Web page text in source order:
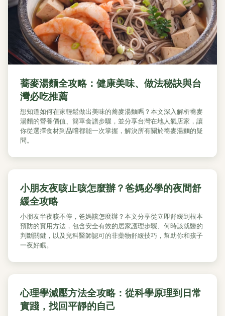
蕎麥湯麵全攻略：健康美味、做法秘訣與台
灣必吃推薦
想知道如何在家輕鬆做出美味的蕎麥湯麵嗎？本文深入解析蕎麥
湯麵的營養價值、簡單食譜步驟，並分享台灣在地人氣店家，讓
你從選擇食材到品嚐都能一次掌握，解決所有關於蕎麥湯麵的疑
問。
小朋友夜咳止咳怎麼辦？爸媽必學的夜間舒
緩全攻略
小朋友半夜咳不停，爸媽該怎麼辦？本文分享從立即舒緩到根本
預防的實用方法，包含安全有效的居家護理步驟、何時該就醫的
判斷關鍵，以及兒科醫師認可的非藥物舒緩技巧，幫助你和孩子
一夜好眠。
心理學減壓方法全攻略：從科學原理到日常
實踐，找回平靜的自己